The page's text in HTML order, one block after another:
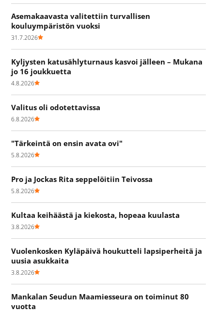
Asemakaavasta valitettiin turvallisen
kouluympäristön vuoksi
31.7.2026
Kyljysten katusählyturnaus kasvoi jälleen – Mukana
jo 16 joukkuetta
4.8.2026
Valitus oli odotettavissa
6.8.2026
"Tärkeintä on ensin avata ovi"
5.8.2026
Pro ja Jockas Rita seppelöitiin Teivossa
5.8.2026
Kultaa keihäästä ja kiekosta, hopeaa kuulasta
3.8.2026
Vuolenkosken Kyläpäivä houkutteli lapsiperheitä ja
uusia asukkaita
3.8.2026
Mankalan Seudun Maamiesseura on toiminut 80
vuotta